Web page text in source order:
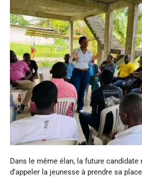
Dans le même élan, la future candidate
d’appeler la jeunesse à prendre sa